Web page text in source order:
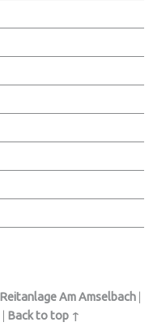
Am Amselbach
Back to top ↑